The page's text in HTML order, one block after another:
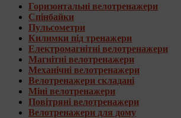
Горизонтальні велотренажери
Спінбайки
Пульсометри
Килимки під тренажери
Електромагнітні велотренажери
Магнітні велотренажери
Механічні велотренажери
Велотренажери складані
Міні велотренажери
Повітряні велотренажери
Велотренажери для дому